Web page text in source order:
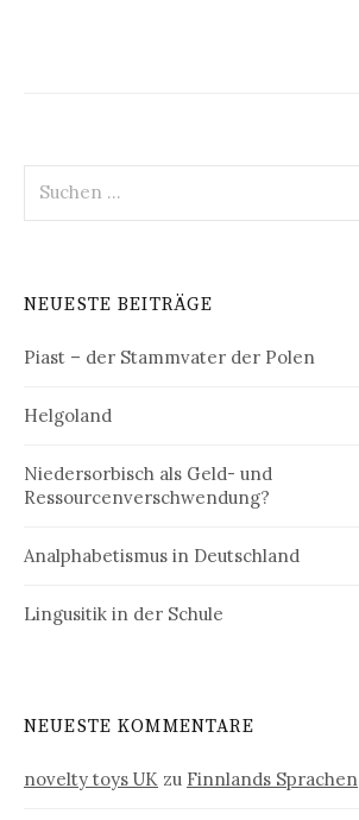
nach:
NEUESTE BEITRÄGE
Piast – der Stammvater der Polen
Helgoland
Niedersorbisch als Geld- und
Ressourcenverschwendung?
Analphabetismus in Deutschland
Lingusitik in der Schule
NEUESTE KOMMENTARE
novelty toys UK zu Finnlands Sprachen